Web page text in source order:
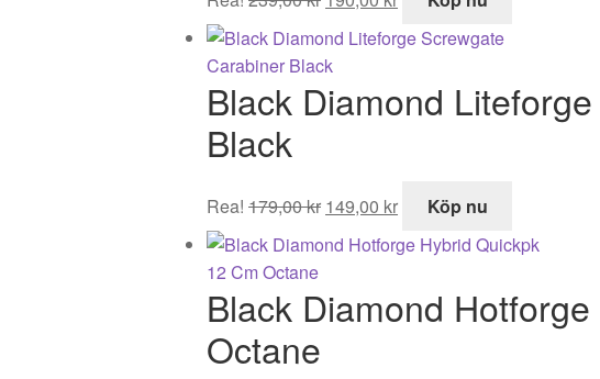
ursprungliga
priset
var:
239,00 kr.
nuvarande
priset
190,00 kr.
Black Diamond
Black
Rea! 179,00kr
ursprungliga
priset
179,00 kr.
149,00 kr
nuvarande
priset
149,00 kr.
Köp nu
Black Diamond
Octane